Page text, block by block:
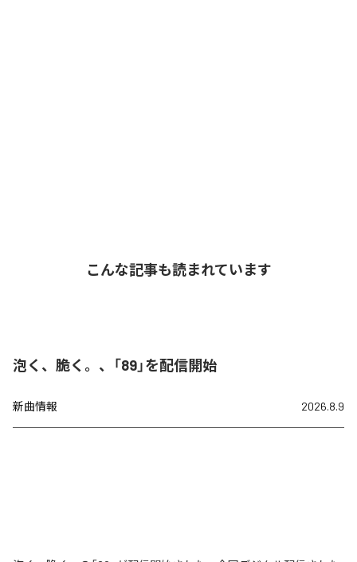
こんな記事も読まれています
泡く、脆く。、「89」を配信開始
新曲情報 2026.8.9